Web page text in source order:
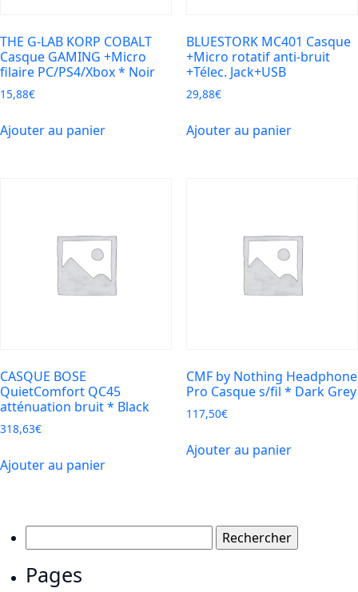
THE G-LAB KORP COBALT
Casque GAMING +Micro
filaire PC/PS4/Xbox * Noir
15,88€
Ajouter au panier
BLUESTORK MC401 Casque
+Micro rotatif anti-bruit
+Télec. Jack+USB
29,88€
Ajouter au panier
CASQUE BOSE
QuietComfort QC45
atténuation bruit * Black
318,63€
Ajouter au panier
CMF by Nothing Headphone
Pro Casque s/fil * Dark Grey
117,50€
Ajouter au panier
Pages